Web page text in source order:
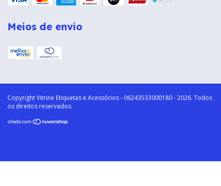
Meios de envio
Copyright Vitrine Etiquetas e Acessórios - 06243533000180 - 2026. Todos
os direitos reservados.